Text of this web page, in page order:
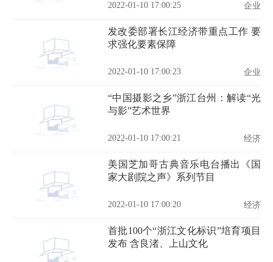
2022-01-10 17:00:25 企业
发改委部署长江经济带重点工作 要
求强化要素保障
2022-01-10 17:00:23 企业
“中国摄影之乡”浙江台州：解读“光
与影”艺术世界
2022-01-10 17:00:21 经济
美国芝加哥古典音乐电台播出《国
家大剧院之声》系列节目
2022-01-10 17:00:20 经济
首批100个“浙江文化标识”培育项目
发布 含良渚、上山文化